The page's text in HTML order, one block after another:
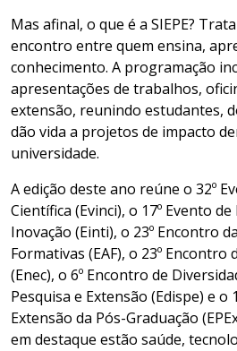
Mas afinal, o que é a SIEPE?
encontro entre quem ensina,
conhecimento. A programação
apresentações de trabalhos,
extensão, reunindo estudantes,
dão vida a projetos de impacto
universidade.
A edição deste ano reúne o 32º
Científica (Evinci), o 17º Evento
Inovação (Einti), o 23º Encontro
Formativas (EAF), o 23º Encontro
(Enec), o 6º Encontro de
Pesquisa e Extensão (Edispe) e o
Extensão da Pós-Graduação
em destaque estão saúde,